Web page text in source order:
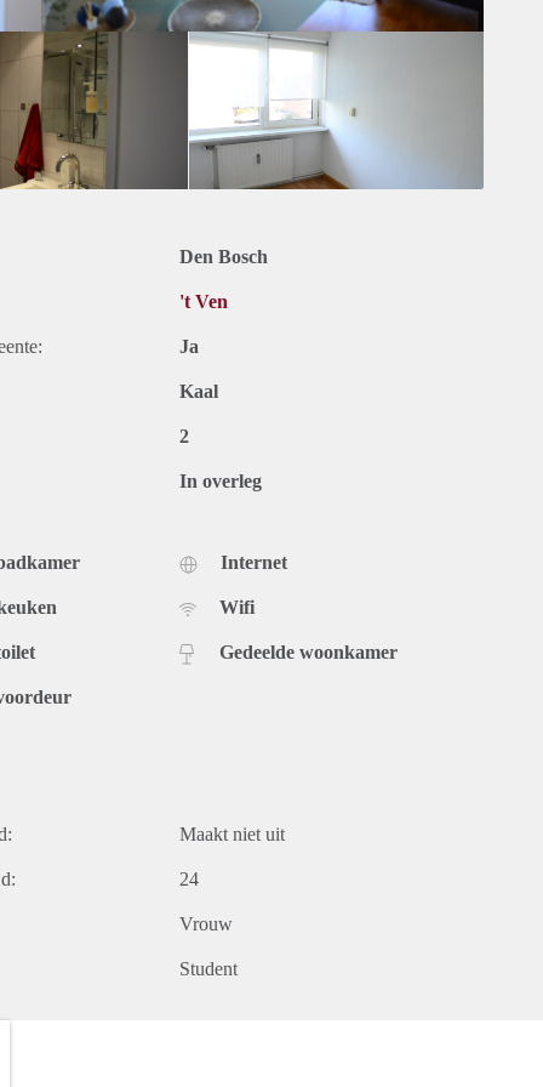
Den Bosch
't Ven
Ja
Kaal
2
In overleg
Internet
Wifi
Gedeelde woonkamer
Maakt niet uit
24
Vrouw
Student